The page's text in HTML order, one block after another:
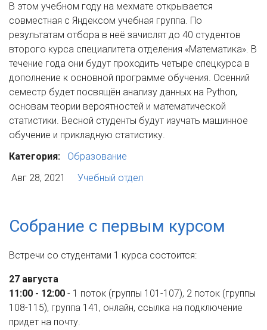
В этом учебном году на мехмате открывается
совместная с Яндексом учебная группа. По
результатам отбора в неё зачислят до 40 студентов
второго курса специалитета отделения «Математика». В
течение года они будут проходить четыре спецкурса в
дополнение к основной программе обучения. Осенний
семестр будет посвящён анализу данных на Python,
основам теории вероятностей и математической
статистики. Весной студенты будут изучать машинное
обучение и прикладную статистику.
Категория:
Образование
Авг 28, 2021
Учебный отдел
Собрание с первым курсом
Встречи со студентами 1 курса состоится:
27 августа
11:00 - 12:00 - 1 поток (группы 101-107), 2 поток (группы
108-115), группа 141, онлайн, ссылка на подключение
придет на почту.